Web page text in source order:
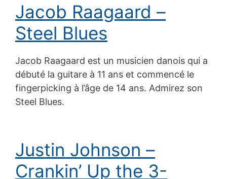
Jacob Raagaard –
Steel Blues
Jacob Raagaard est un musicien danois qui a
débuté la guitare à 11 ans et commencé le
fingerpicking à l’âge de 14 ans. Admirez son
Steel Blues.
Justin Johnson –
Crankin’ Up the 3-